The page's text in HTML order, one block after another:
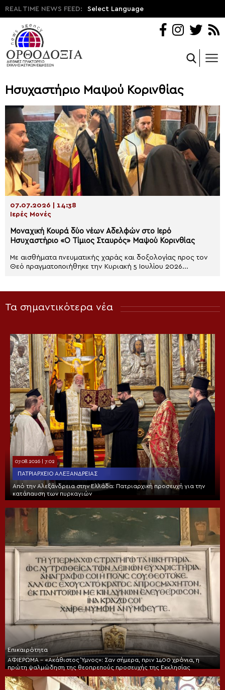
REAL TIME NEWS FEED: Select Language
Ησυχαστήριο Μαψού Κορινθίας
07.07.2026 | 14:38
Ιερές Μονές
Μοναχική Κουρά δύο νέων Αδελφών στο Ιερό
Ησυχαστήριο «Ο Τίμιος Σταυρός» Μαψού Κορινθίας
Με αισθήματα πνευματικής χαράς και δοξολογίας προς τον
Θεό πραγματοποιήθηκε την Κυριακή 5 Ιουλίου 2026...
Τα σημαντικότερα νέα
07.08.2026 | 7:02
ΠΑΤΡΙΑΡΧΕΊΟ ΑΛΕΞΑΝΔΡΕΊΑΣ
Από την Αλεξάνδρεια στην Ελλάδα: Πατριαρχική προσευχή για την
κατάπαυση των πυρκαγιών
Επικαιρότητα
ΑΦΙΕΡΩΜΑ – «Ακάθιστος Ύμνος»: Σαν σήμερα, πριν 1400 χρόνια, η
πρώτη ψαλμώδηση της θεοπρεπούς προσευχής της Εκκλησίας